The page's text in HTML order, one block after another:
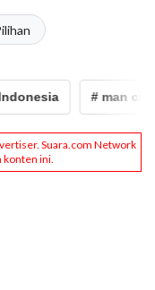
# man city